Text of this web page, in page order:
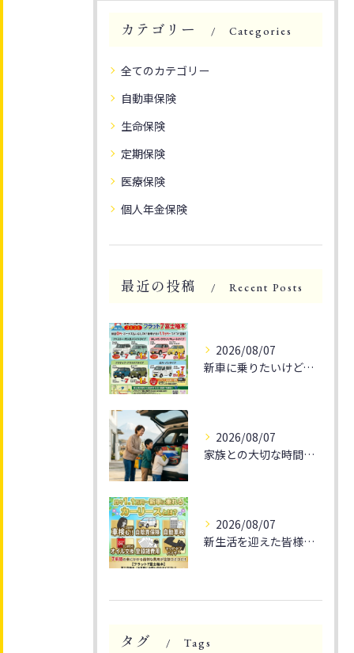
カテゴリー Categories
全てのカテゴリー
自動車保険
生命保険
定期保険
医療保険
個人年金保険
最近の投稿 Recent Posts
2026/08/07
新車に乗りたいけど、予算が気になる方へ朗報です！
2026/08/07
家族との大切な時間を🚗✨
2026/08/07
新生活を迎えた皆様、そろそろ通勤や休日のドライブをもっと楽し...
タグ Tags